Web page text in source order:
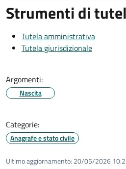
Strumenti di
Tutela amministrativa
Tutela giurisdizionale
Argomenti:
Nascita
Categorie:
Anagrafe e stato civile
Ultimo aggiornamento: 20/05/2026